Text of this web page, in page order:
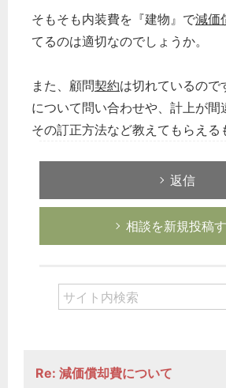
そもそも内装費を『建物』で減価
てるのは適切なのでしょうか。
また、顧問契約は切れているので
について問い合わせや、計上が間
その訂正方法など教えてもらえる
返信
相談を新規投稿
Re: 減価償却費について